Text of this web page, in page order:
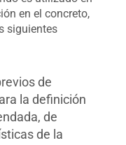
en el concreto,
siguientes
de
la definición
de
de la